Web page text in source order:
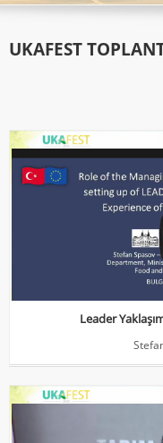
UKAFEST
Leader
Leader
Tarım ve Orman